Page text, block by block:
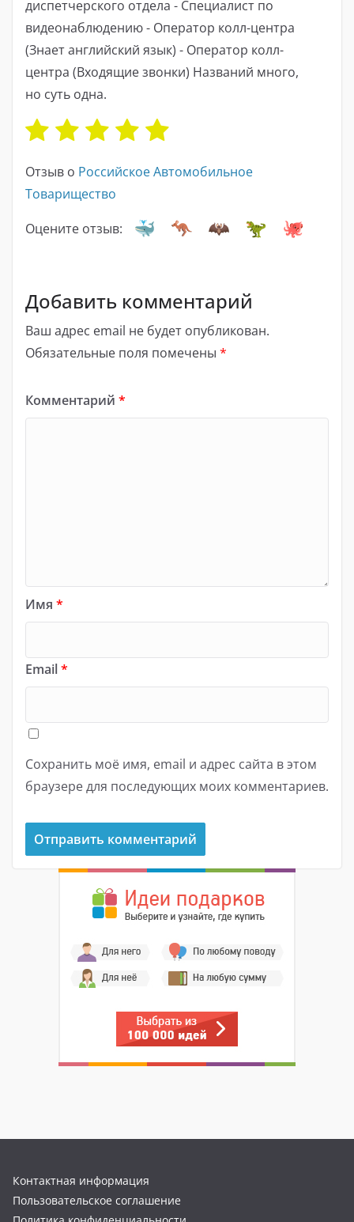
диспетчерского отдела - Специалист по
видеонаблюдению - Оператор колл-центра
(Знает английский язык) - Оператор колл-
центра (Входящие звонки) Названий много,
но суть одна.
Отзыв о Российское Автомобильное
Товарищество
Оцените отзыв:
Добавить комментарий
Ваш адрес email не будет опубликован.
Обязательные поля помечены *
Комментарий *
Имя *
Email*
Сохранить моё имя, email и адрес сайта в этом
браузере для последующих моих комментариев.
Контактная информация
Пользовательское соглашение